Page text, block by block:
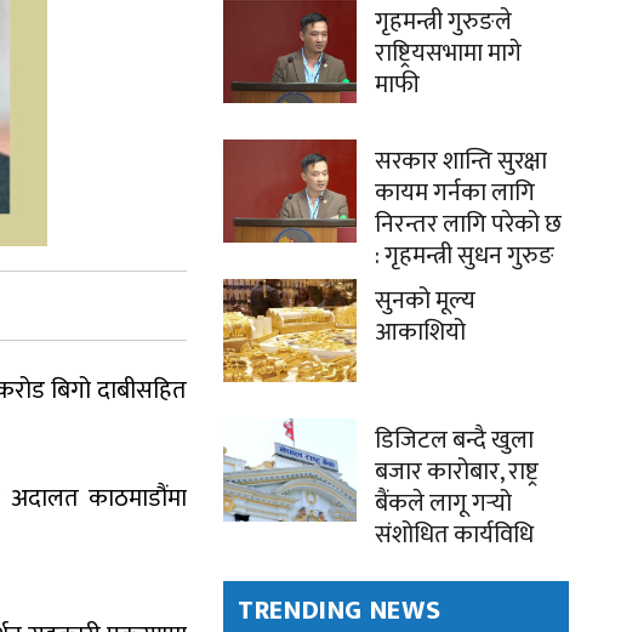
बिगो दाबीसहित
काठमाडौंमा
गृहमन्त्री गुरुङले
राष्ट्रियसभामा मागे
माफी
सरकार शान्ति सुरक्षा
कायम गर्नका लागि
निरन्तर लागि परेको छ
: गृहमन्त्री सुधन गुरुङ
सुनको मूल्य
आकाशियो
डिजिटल बन्दै खुला
बजार कारोबार, राष्ट्र
बैंकले लागू गर्‍यो
संशोधित कार्यविधि
TRENDING NEWS